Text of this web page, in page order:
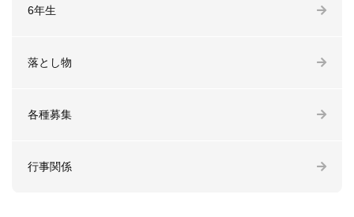
6年生
落とし物
各種募集
行事関係